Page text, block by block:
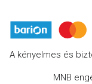
A kényelmes és
MNB